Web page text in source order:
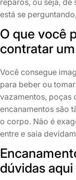
reparos, ou seja,
está se
O que você
contratar
Você consegue
para beber ou
vazamentos, poças
encanamentos são
o corpo. Não é
entre e saia
dúvidas aqui